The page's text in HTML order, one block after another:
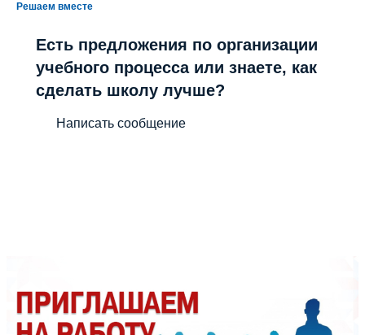
Решаем вместе
Есть предложения по организации
учебного процесса или знаете, как
сделать школу лучше?
Написать сообщение